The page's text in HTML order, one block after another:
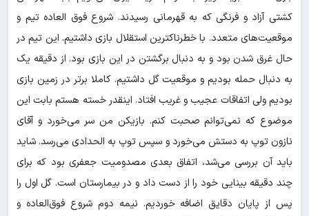
کشتی آزاد و فرنگی که به قهرمانی رسیدند. شروع فوق العاده تیم و
موقعیت‌های متعدد. با خطرناکترین استقلال بازی داشتیم. این تیم در
حال غرق شدن بود و به دنبال برگشتن در این بازی بود. از دقیقه یک
به دنبال حمله بودیم و موقعیت گل داشتیم. کاملا برتر در زمین بازی
بودیم ولی اتفاقات عجیب و غریب افتاد. اینقدر خسته هستم بابت این
موضوع که نمی‌توانم صحبت کنم. بازیکن من سر می‌خورد و آقای
نازون توپ به دستش می‌خورد و سپس توپ به الحدادی می‌رسد. شاید
باید آن بررسی می‌شد، اتفاق بعدی مصدومیت جعفری بود که برای
چند دقیقه بینایی خود را از دست داد و در بیمارستان است. گل اول را
پس از پایان دقایق اضافه خوردیم. نیمه دوم شروع فوق‌العاده و